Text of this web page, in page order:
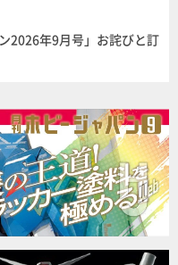
2026年9月号」お詫びと訂